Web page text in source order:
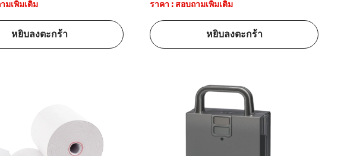
มเพิ่มเติม
หยิบลงตะกร้า
ราคา : สอบถามเพิ่มเติม
หยิบลงตะกร้า